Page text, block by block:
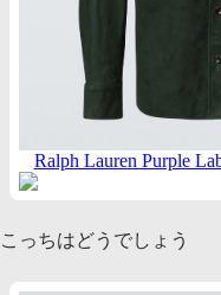
Ralph Lauren Purple
こっちはどうでしょう